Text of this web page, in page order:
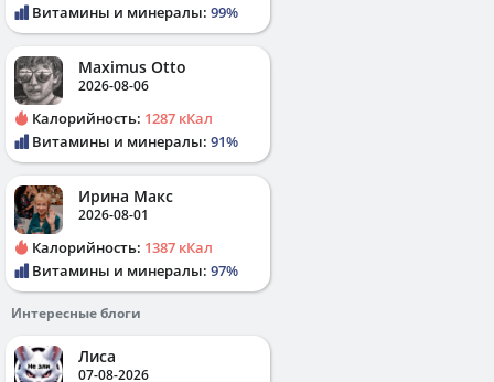
Витамины и минералы: 99%
Maximus Otto
2026-08-06
Калорийность: 1287 кКал
Витамины и минералы: 91%
Ирина Макс
2026-08-01
Калорийность: 1387 кКал
Витамины и минералы: 97%
Интересные блоги
Лиса
07-08-2026